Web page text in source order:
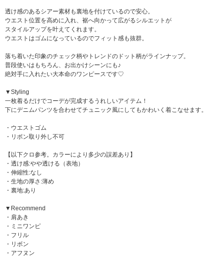
透け感のあるシアー素材も裏地を付けているので安心。
ウエスト位置を高めに入れ、裾へ向かって広がるシルエットが
スタイルアップを叶えてくれます。
ウエストはゴムになっているのでフィット感も抜群。
落ち着いた印象のチェック柄やトレンドのドット柄がラインナップ。
普段使いはもちろん、お出かけシーンにも♪
絶対手に入れたい大本命のワンピースです♡
▼Styling
一枚着るだけでコーデが完成するうれしいアイテム！
下にデニムパンツを合わせてチュニック風にしてもかわいく着こなせます。
・ウエストゴム
・リボン取り外し不可
【以下クロ参考。カラーにより多少の誤差あり】
・透け感:やや透ける（表地）
・伸縮性:なし
・生地の厚さ:薄め
・裏地:あり
▼Recommend
・肩あき
・ミニワンピ
・フリル
・リボン
・アフヌン